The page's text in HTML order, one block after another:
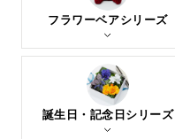
フラワーベアシリーズ
誕生日・記念日シリーズ